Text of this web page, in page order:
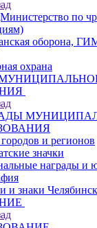
по
оборона,
охрана
и регионов
значки
награды и
и знаки